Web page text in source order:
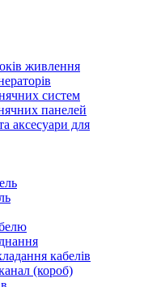
живлення
систем
панелей
аксесуари для
кабелів
(короб)